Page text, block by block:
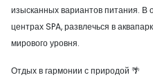
изысканных вариантов питания. В
центрах SPA, развлечься в
мирового уровня.
Отдых в гармонии с природой 🌴